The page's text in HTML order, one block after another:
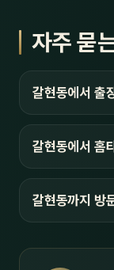
자주 묻
갈현동에서 출
갈현동에서 홈
갈현동까지 방